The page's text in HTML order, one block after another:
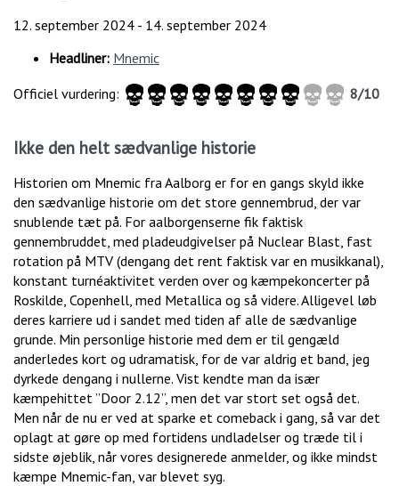
12. september 2024 - 14. september 2024
Headliner: Mnemic
Officiel vurdering:
8/10
Ikke den helt sædvanlige historie
Historien om Mnemic fra Aalborg er for en gangs skyld ikke
den sædvanlige historie om det store gennembrud, der var
snublende tæt på. For aalborgenserne fik faktisk
gennembruddet, med pladeudgivelser på Nuclear Blast, fast
rotation på MTV (dengang det rent faktisk var en musikkanal),
konstant turnéaktivitet verden over og kæmpekoncerter på
Roskilde, Copenhell, med Metallica og så videre. Alligevel løb
deres karriere ud i sandet med tiden af alle de sædvanlige
grunde. Min personlige historie med dem er til gengæld
anderledes kort og udramatisk, for de var aldrig et band, jeg
dyrkede dengang i nullerne. Vist kendte man da især
kæmpehittet ”Door 2.12”, men det var stort set også det.
Men når de nu er ved at sparke et comeback i gang, så var det
oplagt at gøre op med fortidens undladelser og træde til i
sidste øjeblik, når vores designerede anmelder, og ikke mindst
kæmpe Mnemic-fan, var blevet syg.